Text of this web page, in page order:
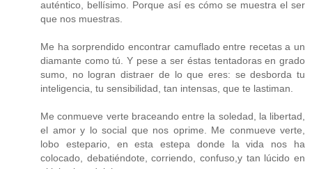
auténtico, bellísimo. Porque así es cómo se muestra el ser
que nos muestras.
Me ha sorprendido encontrar camuflado entre recetas a un
diamante como tú. Y pese a ser éstas tentadoras en grado
sumo, no logran distraer de lo que eres: se desborda tu
inteligencia, tu sensibilidad, tan intensas, que te lastiman.
Me conmueve verte braceando entre la soledad, la libertad,
el amor y lo social que nos oprime. Me conmueve verte,
lobo estepario, en esta estepa donde la vida nos ha
colocado, debatiéndote, corriendo, confuso,y tan lúcido en